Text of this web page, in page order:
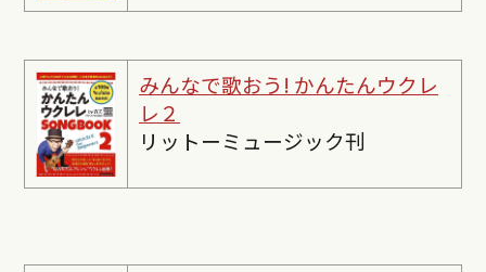
みんなで歌おう! かんたんウクレ
レ２
リットーミュージック刊